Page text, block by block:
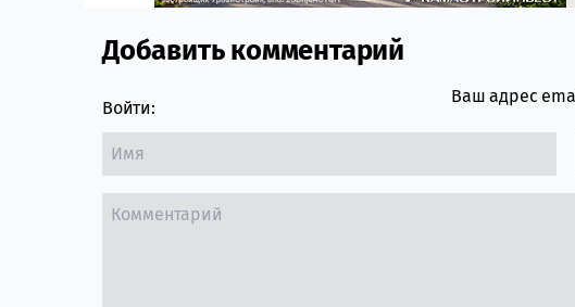
Comment section
Добавить комментарий
Войти:
Ваш адрес